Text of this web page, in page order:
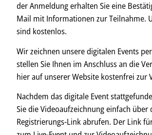
der Anmeldung erhalten Sie eine
Mail mit Informationen zur Teilnahme.
sind kostenlos.
Wir zeichnen unsere digitalen Events
stellen Sie Ihnen im Anschluss an die
hier auf unserer Website kostenfrei zur
Nachdem das digitale Event
Sie die Video­auf­zeichnung einfach über
Registrierungs-Link abrufen. Der Link